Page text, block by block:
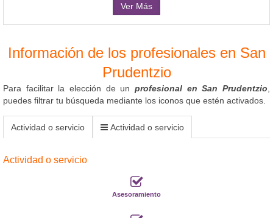
Ver Más
Información de los profesionales en San
Prudentzio
Para facilitar la elección de un profesional en San Prudentzio
puedes filtrar tu búsqueda mediante los iconos que estén activados.
Actividad o servicio Actividad o servicio
Actividad o servicio
Asesoramiento